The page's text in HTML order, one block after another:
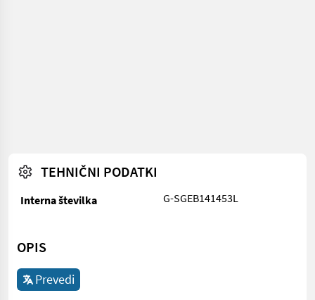
TEHNIČNI PODATKI
Interna številka G-SGEB141453L
OPIS
Prevedi